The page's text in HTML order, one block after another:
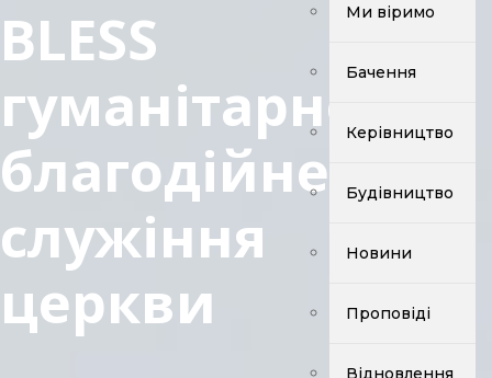
Ми віримо
Бачення
Керівництво
Будівництво
Новини
Проповіді
Відновлення
BLESS
гуманітарно -
благодійне
служіння
церкви